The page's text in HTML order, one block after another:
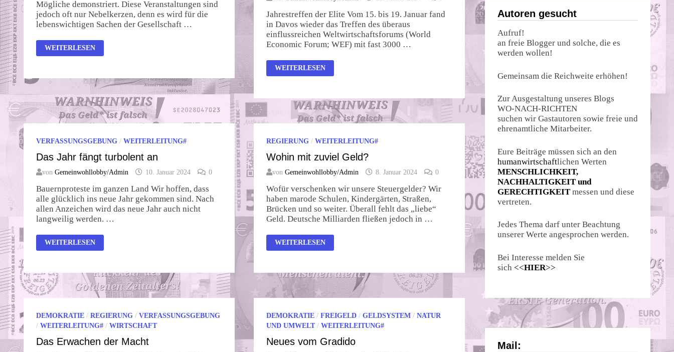
Mögliche demonstriert. Diese Veranstaltungen sind
jedoch oft nur Nebelkerzen, denn es wird für die
lebenswichtigen Sachen der Gesellschaft …
DIREKTE
DEMOKRATIE
HANDELNDE
WEITERLESEN
Jahrestreffen der Elite Vom 15. bis 19. Januar fand
in Davos wieder das Treffen des überaus
einflussreichen Weltwirtschaftsforums (World
Economic Forum; WEF) mit fast 3000 …
AUFRUF
AN
MEHR
DEMOKRATIE“
WEITERLESEN
VERFASSUNGSGEBUNG / WEITERLEITUNG#
Das Jahr fängt turbolent an
von Gemeinwohllobby/Admin 10. Januar 2024 0
Bauernproteste im ganzen Land Wir hoffen, dass
alle glücklich ins neue Jahr gekommen sind. Nach
allen Anzeichen wird das neue Jahr auch nicht
langweilig werden. …
DAS
JAHR
WEITERLESEN
REGIERUNG/ WEITERLEITUNG#
Wohin mit zuviel Geld?
von Gemeinwohllobby/Admin 8. Januar 2024 0
Wofür verschenken wir unsere Steuergelder? Wir
haben marode Schulen, Kindergärten, Straßen,
Brücken und so weiter. Überall fehlt das „liebe“
Geld. Deutsche Milliarden fließen jedoch in …
WOHIN
MIT
WEITERLESEN
DEMOKRATIE / REGIERUNG / VERFASSUNGSGEBUNG
/ WEITERLEITUNG# / WIRTSCHAFT
Das Erwachen der Macht
DEMOKRATIE/ FREIGELD/ GELDSYSTEM/ NATUR
UND UMWELT/ WEITERLEITUNG#
Neues vom Gradido
Autoren gesucht
Aufruf!
an freie Blogger und solche, die es
werden wollen!
Gemeinsam die Reichweite erhöhen!
Zur Ausgestaltung unseres Blogs
WO-NACH-RICHTEN
suchen wir Gastautoren sowie freie und
ehrenamtliche Mitarbeiter.
Eure Beiträge müssen sich an den
humanwirtschaftlichen Werten
MENSCHLICHKEIT,
NACHHALTIGKEIT und
GERECHTIGKEIT messen und diese
vertreten.
Jedes Thema darf unter Beachtung
unserer Werte angesprochen werden.
Bei Interesse melden Sie
sich <<HIER>>
Mail: